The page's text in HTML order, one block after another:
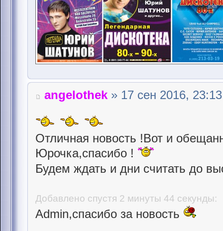
angelothek » 17 сен 2016, 23:13
Отличная новость !Вот и
Юрочка,спасибо !
Будем ждать и дни считать до
Добавлено спустя 2 минуты 44 секунды:
Admin,спасибо за новость